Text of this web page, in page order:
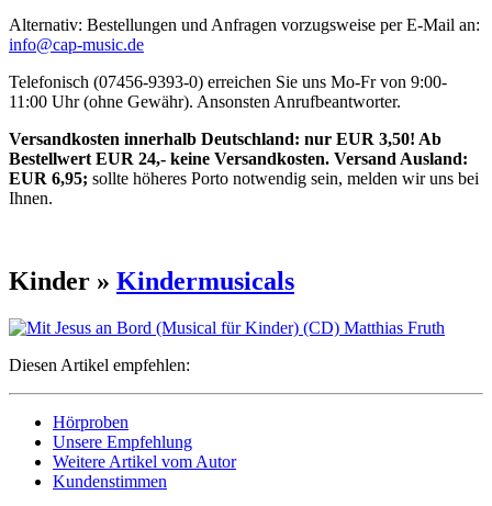
Alternativ: Bestellungen und Anfragen vorzugsweise per E-Mail an:
info@cap-music.de
Telefonisch (07456-9393-0) erreichen Sie uns Mo-Fr von 9:00-
11:00 Uhr (ohne Gewähr). Ansonsten Anrufbeantworter.
Versandkosten innerhalb Deutschland: nur EUR 3,50! Ab
Bestellwert EUR 24,- keine Versandkosten. Versand Ausland:
EUR 6,95; sollte höheres Porto notwendig sein, melden wir uns bei
Ihnen.
Kinder » Kindermusicals
Diesen Artikel empfehlen:
Hörproben
Unsere Empfehlung
Weitere Artikel vom Autor
Kundenstimmen